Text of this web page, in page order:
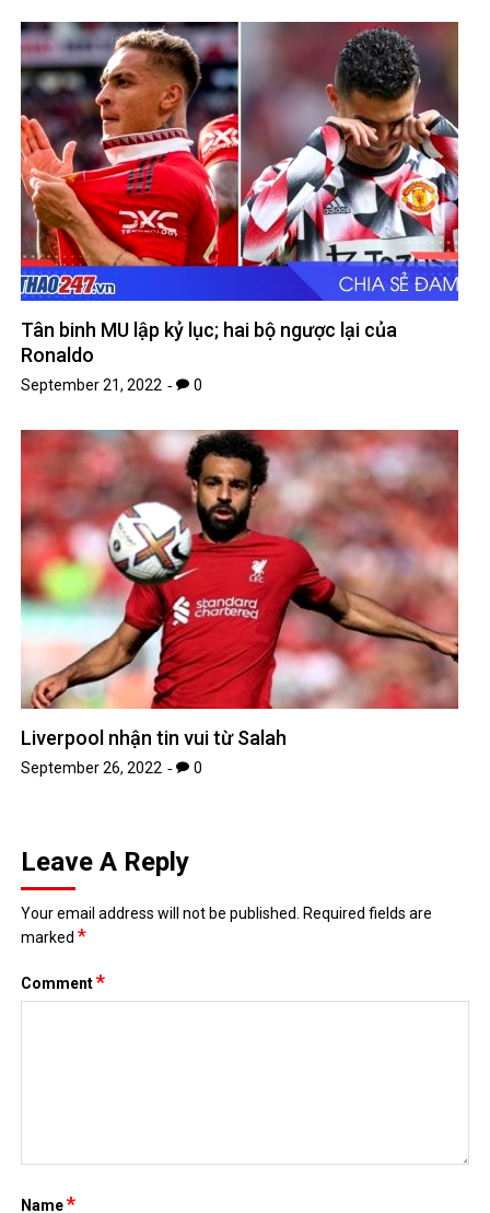
Tân binh MU lập kỷ lục; hai bộ ngược lại của
Ronaldo
September 21, 2022 0
Liverpool nhận tin vui từ Salah
September 26, 2022 0
Leave A Reply
Your email address will not be published.
Required fields are
marked*
Comment*
Name*